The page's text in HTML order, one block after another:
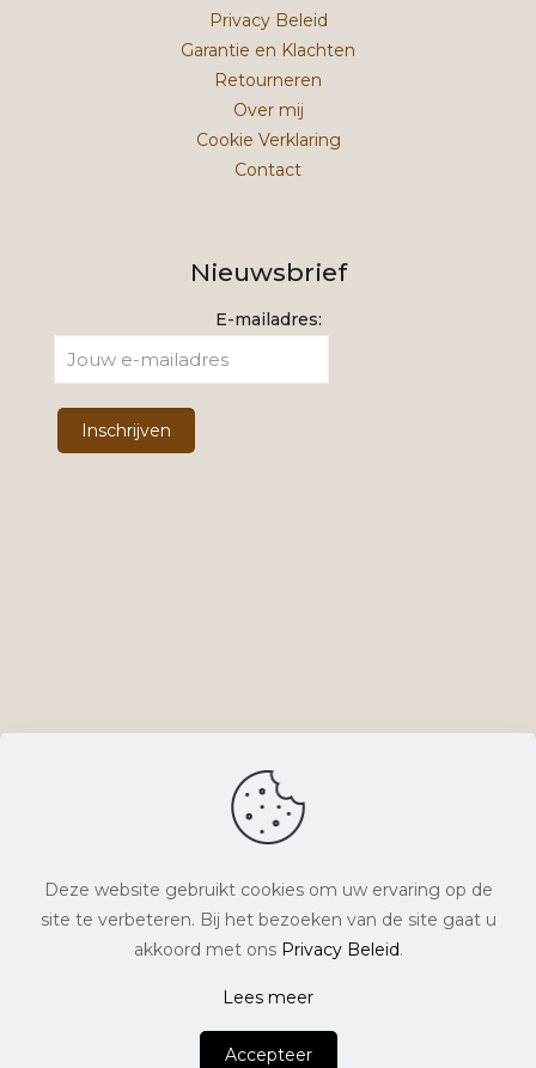
Privacy Beleid
Garantie en Klachten
Retourneren
Over mij
Cookie Verklaring
Contact
Nieuwsbrief
E-mailadres:
© Lyts Verlangen. Alle rechten voorbehouden. |
Website laten maken
Deze website gebruikt cookies om uw ervaring op de
site te verbeteren. Bij het bezoeken van de site gaat u
akkoord met ons Privacy Beleid.
Lees meer
Accepteer